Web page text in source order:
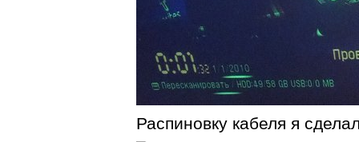
Распиновку кабеля я